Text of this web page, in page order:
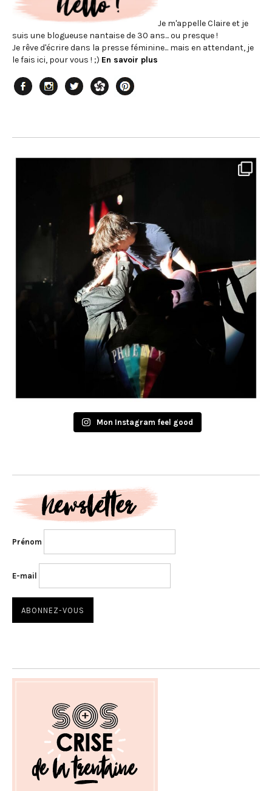
Je m'appelle Claire et je
suis une blogueuse nantaise de 30 ans... ou presque !
Je rêve d'écrire dans la presse féminine... mais en attendant, je
le fais ici, pour vous ! ;) En savoir plus
Mon Instagram feel good
Prénom
E-mail